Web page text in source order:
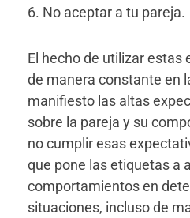
6. No aceptar a tu pareja.
El hecho de utilizar estas
de manera constante en
manifiesto las altas
sobre la pareja y su
no cumplir esas
que pone las etiquetas a
comportamientos en
situaciones, incluso de